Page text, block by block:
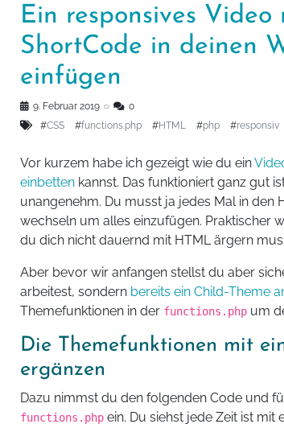
Ein responsives Video
ShortCode in deinen
einfügen
9. Februar 2019 ◌
0
#CSS #functions.php #HTML #php #responsiv
Vor kurzem habe ich gezeigt wie du ein
einbetten kannst. Das funktioniert ganz gut
unangenehm. Du musst ja jedes Mal in den
wechseln um alles einzufügen. Praktischer
du dich nicht dauernd mit HTML ärgern
Aber bevor wir anfangen stellst du aber
arbeitest, sondern bereits ein Child-Theme
Themefunktionen in der functions.php um
Die Themefunktionen mit
ergänzen
Dazu nimmst du den folgenden Code und
functions.php ein. Du siehst jede Zeit ist